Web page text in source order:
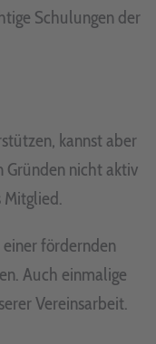
Schulungen der
kannst aber
Gründen nicht aktiv
Mitglied.
fördernden
Auch einmalige
Vereinsarbeit.